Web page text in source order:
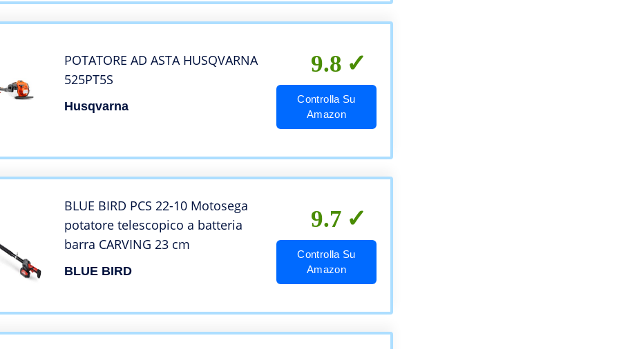
POTATORE AD ASTA HUSQVARNA
525PT5S
Husqvarna
9.8
Controlla Su
Amazon
BLUE BIRD PCS 22-10 Motosega
potatore telescopico a batteria
barra CARVING 23 cm
BLUE BIRD
9.7
Controlla Su
Amazon